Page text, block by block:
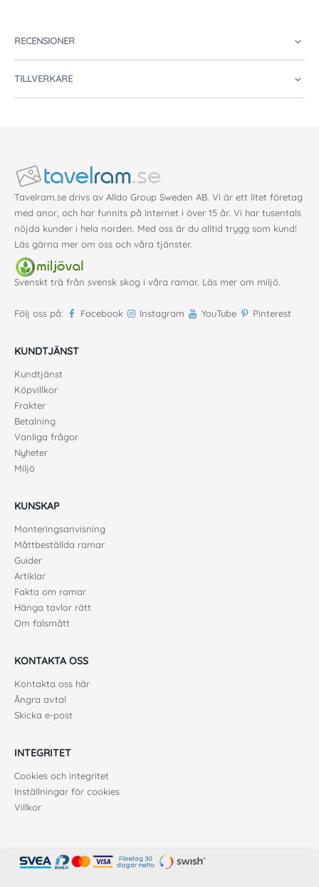
RECENSIONER
TILLVERKARE
Tavelram.se drivs av Alldo Group Sweden AB. Vi är ett litet företag
med anor, och har funnits på Internet i över 15 år. Vi har tusentals
nöjda kunder i hela norden. Med oss är du alltid trygg som kund!
Läs gärna mer om oss och våra tjänster.
Svenskt trä från svensk skog i våra ramar. Läs mer om miljö.
Följ oss på: Facebook Instagram YouTube Pinterest
KUNDTJÄNST
Kundtjänst
Köpvillkor
Frakter
Betalning
Vanliga frågor
Nyheter
Miljö
KUNSKAP
Monteringsanvisning
Måttbeställda ramar
Guider
Artiklar
Fakta om ramar
Hänga tavlor rätt
Om falsmått
KONTAKTA OSS
Kontakta oss här
Ångra avtal
Skicka e-post
INTEGRITET
Cookies och integritet
Inställningar för cookies
Villkor